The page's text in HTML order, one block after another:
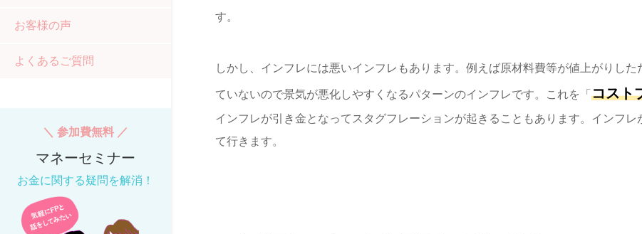
す。
しかし、インフレには悪いインフレもあります。例えば原材料費等が値上がりし
ていないので景気が悪化しやすくなるパターンのインフレです。これを「 コスト
インフレが引き金となってスタグフレーションが起きることもあります。インフ
て行きます。
お客様の声
よくあるご質問
＼ 参加費無料 ／
マネーセミナー
お金に関する疑問を解消！